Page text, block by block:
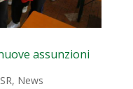
assunzioni
, News